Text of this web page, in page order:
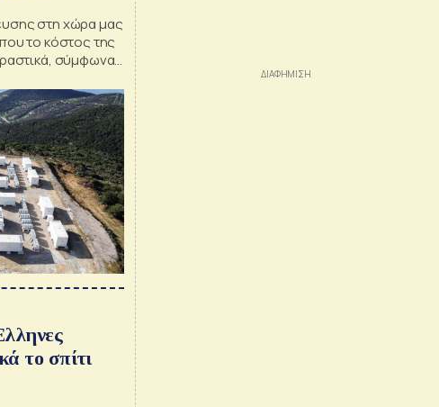
στη χώρα μας
το κόστος της
σύμφωνα
το σπίτι